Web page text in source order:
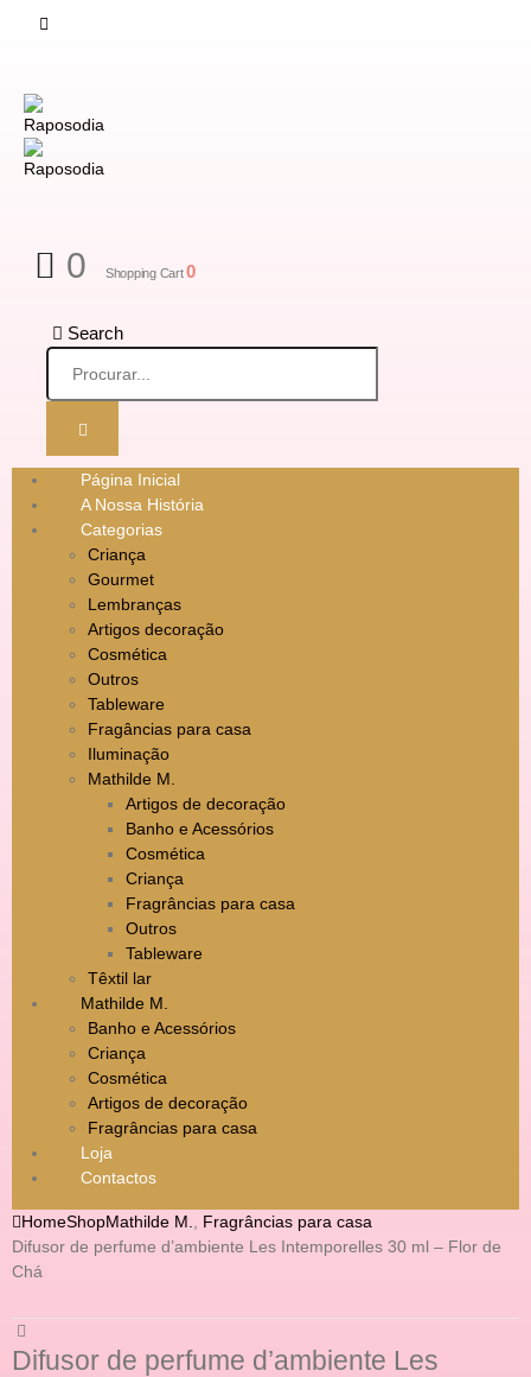
0 Shopping Cart0
Search
Página Inicial
A Nossa História
Categorias
Criança
Gourmet
Lembranças
Artigos decoração
Cosmética
Outros
Tableware
Fragâncias para casa
Iluminação
Mathilde M.
Artigos de decoração
Banho e Acessórios
Cosmética
Criança
Fragrâncias para casa
Outros
Tableware
Têxtil lar
Mathilde M.
Banho e Acessórios
Criança
Cosmética
Artigos de decoração
Fragrâncias para casa
Loja
Contactos
HomeShopMathilde M.
Fragrâncias para casa
Difusor de perfume d’ambiente Les Intemporelles 30 ml – Flor de
Chá
Difusor de perfume d’ambiente Les